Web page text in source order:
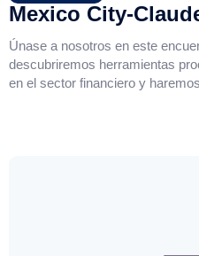
Mexico City-
Únase a nosotros en este
descubriremos herramientas
en el sector financiero y